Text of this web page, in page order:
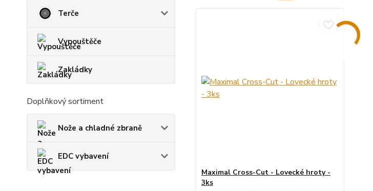
Terče
Vypouštěče
Zakládky
Doplňkový sortiment
Nože a chladné zbraně
EDC vybavení
Maximal Cross-Cut - Lovecké hroty -
3ks